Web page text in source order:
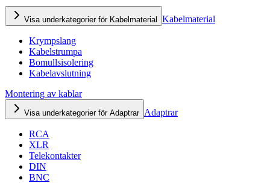
Visa underkategorier för Kabelmaterial Kabelmaterial
Krympslang
Kabelstrumpa
Bomullsisolering
Kabelavslutning
Montering av kablar
Visa underkategorier för Adaptrar Adaptrar
RCA
XLR
Telekontakter
DIN
BNC